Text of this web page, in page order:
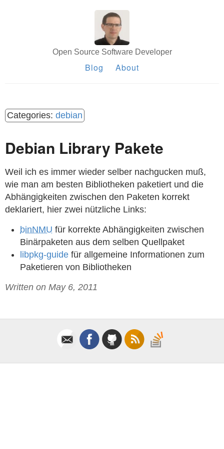
Open Source Software Developer
Blog About
debian
Debian Library Pakete
Weil ich es immer wieder selber nachgucken muß,
wie man am besten Bibliotheken paketiert und die
Abhängigkeiten zwischen den Paketen korrekt
deklariert, hier zwei nützliche Links:
binNMU für korrekte Abhängigkeiten zwischen
Binärpaketen aus dem selben Quellpaket
libpkg-guide für allgemeine Informationen zum
Paketieren von Bibliotheken
Written on May 6, 2011